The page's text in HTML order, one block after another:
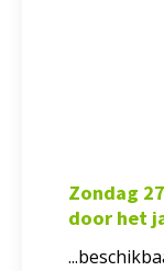
Zondag
door het